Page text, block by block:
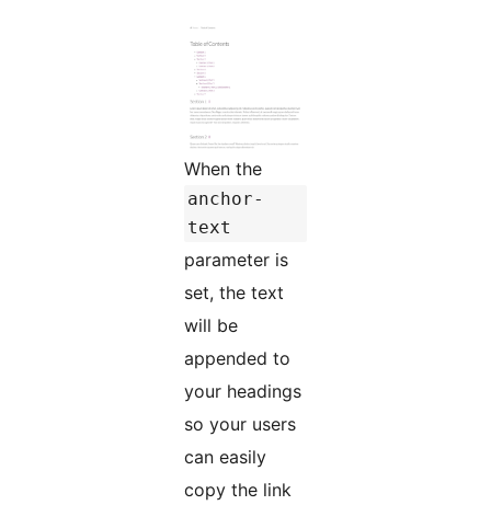
When the
anchor-
text
parameter is
set, the text
will be
appended to
your headings
so your users
can easily
copy the link